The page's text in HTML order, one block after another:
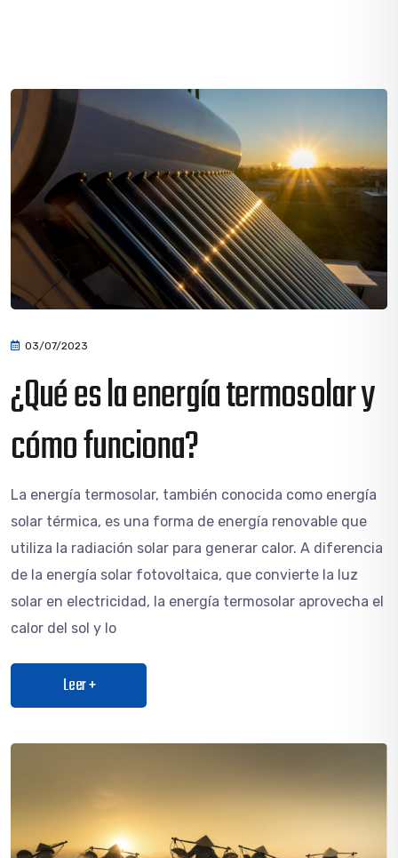
03/07/2023
¿Qué es la energía termosolar y
cómo funciona?
La energía termosolar, también conocida como energía
solar térmica, es una forma de energía renovable que
utiliza la radiación solar para generar calor. A diferencia
de la energía solar fotovoltaica, que convierte la luz
solar en electricidad, la energía termosolar aprovecha el
calor del sol y lo
Leer +